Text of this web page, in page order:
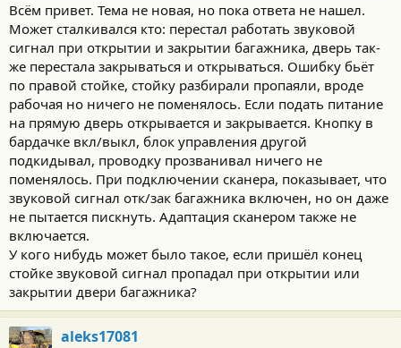
Всём привет. Тема не новая, но пока ответа не нашел.
Может сталкивался кто: перестал работать звуковой
сигнал при открытии и закрытии багажника, дверь так-
же перестала закрываться и открываться. Ошибку бьёт
по правой стойке, стойку разбирали пропаяли, вроде
рабочая но ничего не поменялось. Если подать питание
на прямую дверь открывается и закрывается. Кнопку в
бардачке вкл/выкл, блок управления другой
подкидывал, проводку прозванивал ничего не
поменялось. При подключении сканера, показывает, что
звуковой сигнал отк/зак багажника включен, но он даже
не пытается пискнуть. Адаптация сканером также не
включается.
У кого нибудь может было такое, если пришёл конец
стойке звуковой сигнал пропадал при открытии или
закрытии двери багажника?
aleks17081